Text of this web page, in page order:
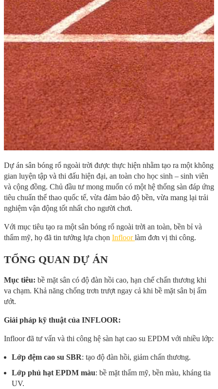
Dự án sân bóng rổ ngoài trời được thực hiện nhằm tạo ra một không
gian luyện tập và thi đấu hiện đại, an toàn cho học sinh – sinh viên
và cộng đồng. Chủ đầu tư mong muốn có một hệ thống sàn đáp ứng
tiêu chuẩn thể thao quốc tế, vừa đảm bảo độ bền, vừa mang lại trải
nghiệm vận động tốt nhất cho người chơi.
Với mục tiêu tạo ra một sân bóng rổ ngoài trời an toàn, bền bỉ và
thẩm mỹ, họ đã tin tưởng lựa chọn Infloorlàm đơn vị thi công.
TỔNG QUAN DỰ ÁN
Mục tiêu: bề mặt sân có độ đàn hồi cao, hạn chế chấn thương khi
va chạm. Khả năng chống trơn trượt ngay cả khi bề mặt sân bị ẩm
ướt.
Giải pháp kỹ thuật của INFLOOR:
Infloor đã tư vấn và thi công hệ sàn hạt cao su EPDM với nhiều lớp:
Lớp đệm cao su SBR: tạo độ đàn hồi, giảm chấn thương.
Lớp phủ hạt EPDM màu: bề mặt thẩm mỹ, bền màu, kháng tia
UV.